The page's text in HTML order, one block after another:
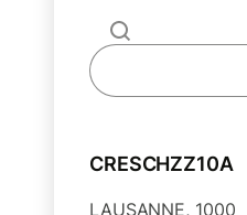
CRESCHZZ10A
LAUSANNE, 1000